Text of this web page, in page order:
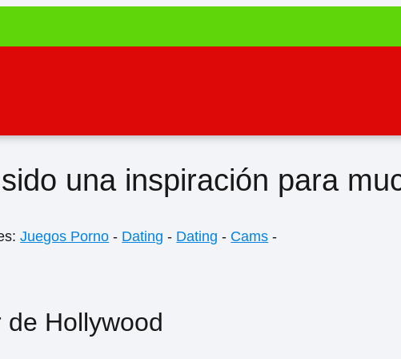
una inspiración para
Juegos Porno - Dating - Dating - Cams -
Hollywood